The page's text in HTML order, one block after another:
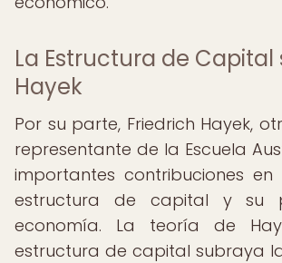
La Estructura de Capital
Hayek
Por su parte, Friedrich Hayek,
representante de la Escuela
importantes contribuciones
estructura de capital y su
economía. La teoría de
estructura de capital subraya